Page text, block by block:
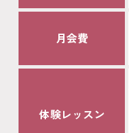
月会費
体験レッスン